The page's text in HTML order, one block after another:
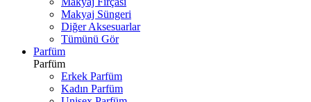
Makyaj Süngeri
Diğer Aksesuarlar
Tümünü Gör
Parfüm
Parfüm
Erkek Parfüm
Kadın Parfüm